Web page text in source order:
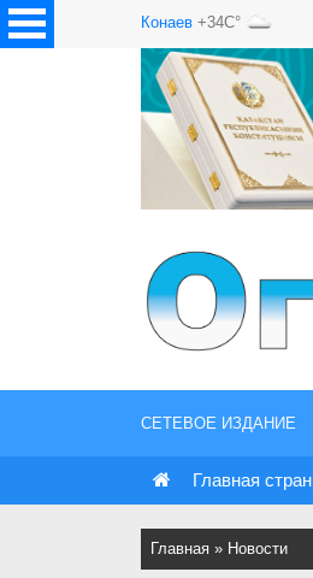
Конаев +34C°
СЕТЕВОЕ ИЗДАНИЕ
Главная
Главная » Новости